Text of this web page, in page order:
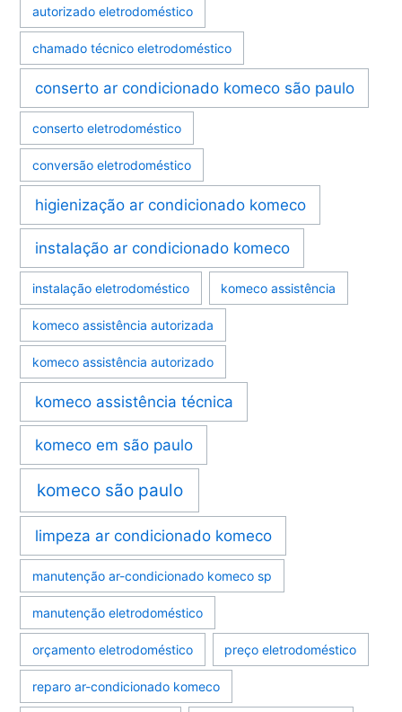
autorizado eletrodoméstico
chamado técnico eletrodoméstico
conserto ar condicionado komeco são paulo
conserto eletrodoméstico
conversão eletrodoméstico
higienização ar condicionado komeco
instalação ar condicionado komeco
instalação eletrodoméstico komeco assistência
komeco assistência autorizada
komeco assistência autorizado
komeco assistência técnica
komeco em são paulo
komeco são paulo
limpeza ar condicionado komeco
manutenção ar-condicionado komeco sp
manutenção eletrodoméstico
orçamento eletrodoméstico preço eletrodoméstico
reparo ar-condicionado komeco